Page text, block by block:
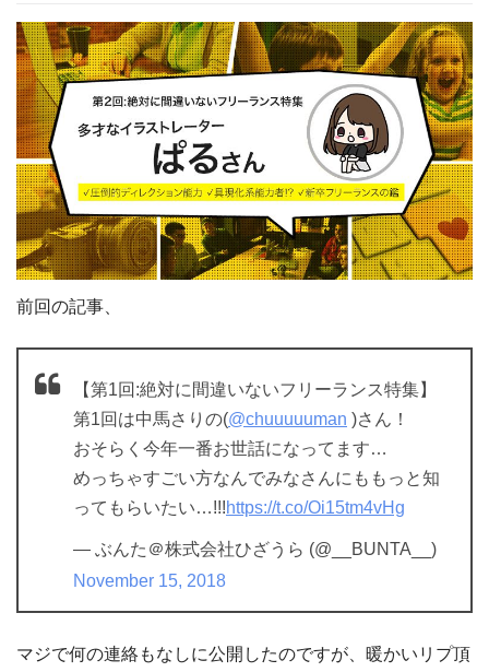
前回の記事、
【第1回:絶対に間違いないフリーランス特集】
第1回は中馬さりの(@chuuuuuman )さん！
おそらく今年一番お世話になってます…
めっちゃすごい方なんでみなさんにももっと知
ってもらいたい…!!!https://t.co/Oi15tm4vHg
— ぶんた＠株式会社ひざうら (@__BUNTA__)
November 15, 2018
マジで何の連絡もなしに公開したのですが、暖かいリプ頂